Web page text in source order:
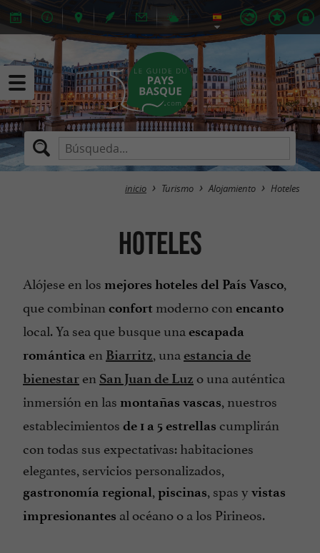
inicio Turismo Alojamiento Hoteles
Hoteles
Alójese en los mejores hoteles del País Vasco,
que combinan confort moderno con encanto
local. Ya sea que busque una escapada
romántica en Biarritz, una estancia de
bienestar en San Juan de Luz o una auténtica
inmersión en las montañas vascas, nuestros
establecimientos de 1 a 5 estrellas cumplirán
con todas sus expectativas: habitaciones
elegantes, servicios personalizados,
gastronomía regional, piscinas, spas y vistas
impresionantes al océano o a los Pirineos.